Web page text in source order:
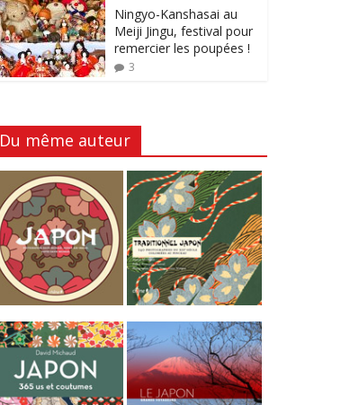
Ningyo-Kanshasai au
Meiji Jingu, festival pour
remercier les poupées !
3
Du même auteur